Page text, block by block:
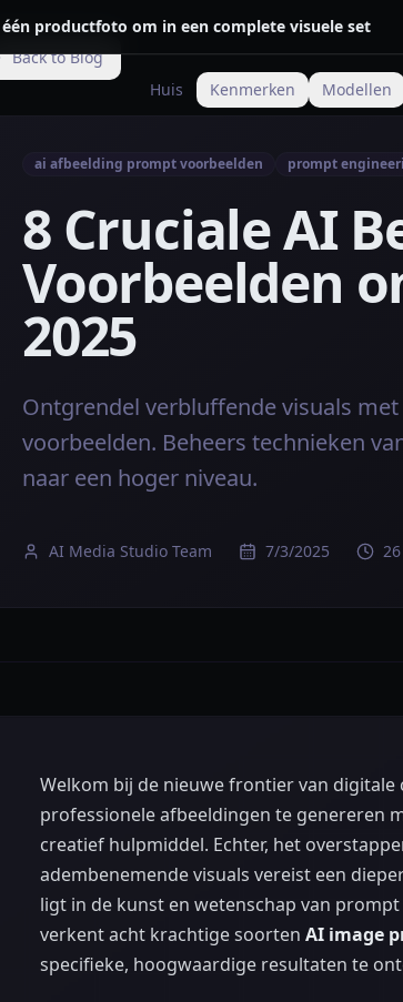
productfoto om in een complete visuele set
Huis Kenmerken Modellen
Back to Blog
ai afbeelding prompt voorbeelden prompt
8 Cruciale AI
Voorbeelden
2025
Ontgrendel verbluffende visuals
voorbeelden. Beheers technieken
naar een hoger niveau.
AI Media Studio Team 7/3/2025
Welkom bij de nieuwe frontier van
professionele afbeeldingen te genereren
creatief hulpmiddel. Echter, het
adembenemende visuals vereist een
ligt in de kunst en wetenschap van
verkent acht krachtige soorten AI image
specifieke, hoogwaardige resultaten te